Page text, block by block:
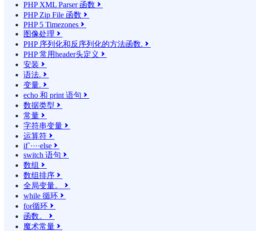
PHP XML Parser 函数 
PHP Zip File 函数 
PHP 5 Timezones 
图像处理 
PHP 序列化和反序列化的方法函数. 
PHP 常用header头定义 
安装 
语法. 
变量. 
echo 和 print 语句 
数据类型 
常量 
字符串变量 
运算符 
if`····else 
switch 语句 
数组 
数组排序 
全局变量。 
while 循环 
for循环 
函数。 
魔术常量 